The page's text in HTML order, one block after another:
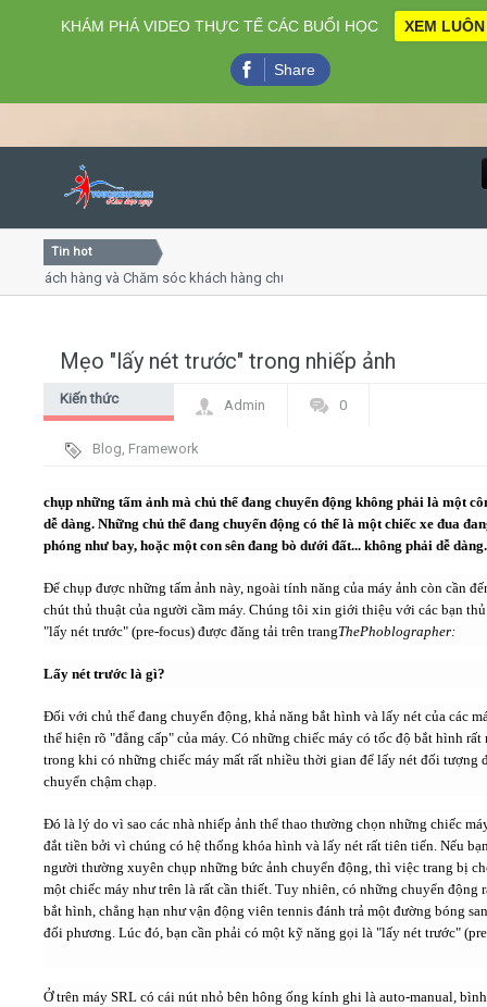
Close
Home
Giới thiệu
Video
Kiến thức
Tìm kiếm
Tin hot
hàng và Chăm sóc khách hàng chuyên nghiệp
Mẹo "lấy nét trước" trong nhiếp ảnh
Kiến thức
Admin 0
Blog, Framework
chụp những tấm ảnh mà chủ thể đang chuyển động không phải là một
dễ dàng. Những chủ thể đang chuyển động có thể là một chiếc xe đua
phóng như bay, hoặc một con sên đang bò dưới đất... không phải dễ dàng.
Để chụp được những tấm ảnh này, ngoài tính năng của máy ảnh còn cần
chút thủ thuật của người cầm máy. Chúng tôi xin giới thiệu với các bạn
"lấy nét trước" (pre-focus) được đăng tải trên trangThePhoblographer:
Lấy nét trước là gì?
Đối với chủ thể đang chuyển động, khả năng bắt hình và lấy nét của các
thể hiện rõ "đẳng cấp" của máy. Có những chiếc máy có tốc độ bắt hình rất
trong khi có những chiếc máy mất rất nhiều thời gian để lấy nét đối tượng
chuyển chậm chạp.
Đó là lý do vì sao các nhà nhiếp ảnh thể thao thường chọn những chiếc
đắt tiền bởi vì chúng có hệ thống khóa hình và lấy nét rất tiên tiến. Nếu
người thường xuyên chụp những bức ảnh chuyển động, thì việc trang bị
một chiếc máy như trên là rất cần thiết. Tuy nhiên, có những chuyển động
bắt hình, chẳng hạn như vận động viên tennis đánh trả một đường bóng
đối phương. Lúc đó, bạn cần phải có một kỹ năng gọi là "lấy nét trước"
Ở trên máy SRL có cái nút nhỏ bên hông ống kính ghi là auto-manual, bình
KHÁM PHÁ VIDEO THỰC TẾ CÁC BUỔI HỌC XEM LUÔN
Share